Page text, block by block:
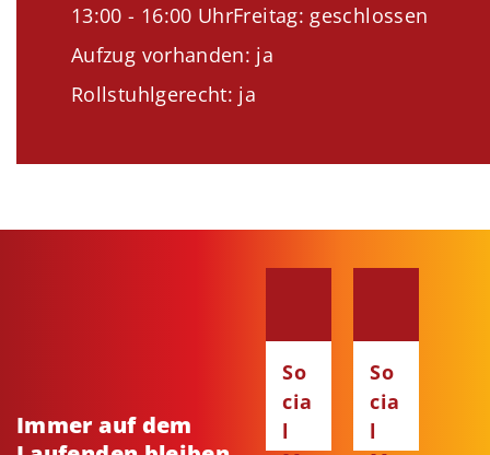
13:00 - 16:00 UhrFreitag: geschlossen
Aufzug vorhanden: ja
Rollstuhlgerecht: ja
Immer auf dem
So
cia
l
So
cia
l